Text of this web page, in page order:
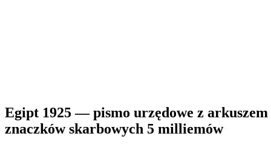
Egipt 1925 — pismo urzędowe z arkuszem
znaczków skarbowych 5 milliemów